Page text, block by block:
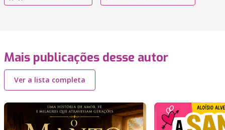
Mais publicações desse autor
Ver a lista completa